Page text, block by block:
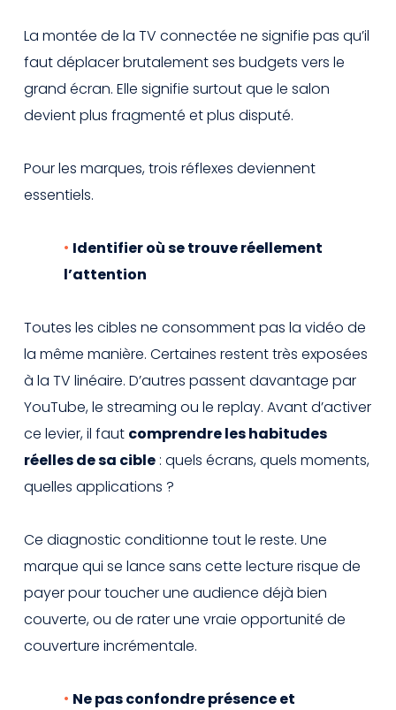
La montée de la TV connectée ne signifie pas qu’il
faut déplacer brutalement ses budgets vers le
grand écran. Elle signifie surtout que le salon
devient plus fragmenté et plus disputé.
Pour les marques, trois réflexes deviennent
essentiels.
Identifier où se trouve réellement
l’attention
Toutes les cibles ne consomment pas la vidéo de
la même manière. Certaines restent très exposées
à la TV linéaire. D’autres passent davantage par
YouTube, le streaming ou le replay. Avant d’activer
ce levier, il faut comprendre les habitudes
réelles de sa cible : quels écrans, quels moments,
quelles applications ?
Ce diagnostic conditionne tout le reste. Une
marque qui se lance sans cette lecture risque de
payer pour toucher une audience déjà bien
couverte, ou de rater une vraie opportunité de
couverture incrémentale.
Ne pas confondre présence et